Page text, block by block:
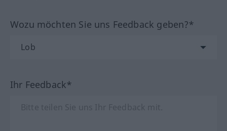
Wozu möchten Sie uns Feedback geben?*
Ihr Feedback*